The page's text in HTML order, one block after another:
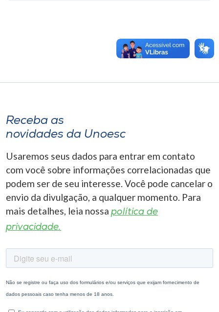
Receba as
novidades da Unoesc
Usaremos seus dados para entrar em contato
com você sobre informações correlacionadas que
podem ser de seu interesse. Você pode cancelar o
envio da divulgação, a qualquer momento. Para
mais detalhes, leia nossa política de
privacidade.